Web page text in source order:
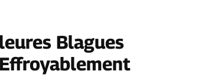
Blagues